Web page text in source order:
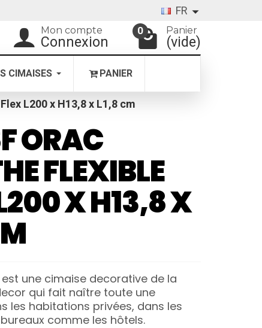
FR
Mon compte
Connexion
0 Panier
(vide)
CIMAISES PANIER
L200 x H13,8 x L1,8 cm
ORAC
FLEXIBLE
X H13,8 X
est une cimaise decorative de la
qui fait naître toute une
les habitations privées, dans les
comme les hôtels.